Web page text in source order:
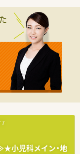
です。社員駐車場は
囲気です。
小児科メイン・地